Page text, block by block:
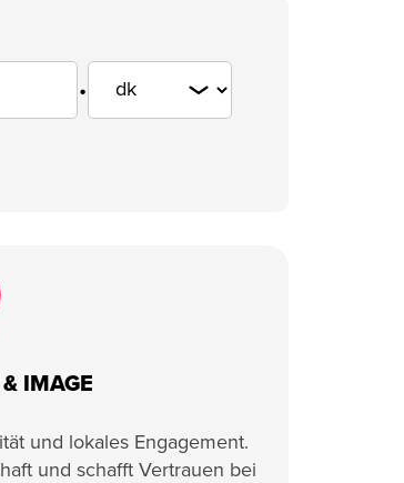
.
IMAGE
und lokales Engagement.
und schafft Vertrauen bei